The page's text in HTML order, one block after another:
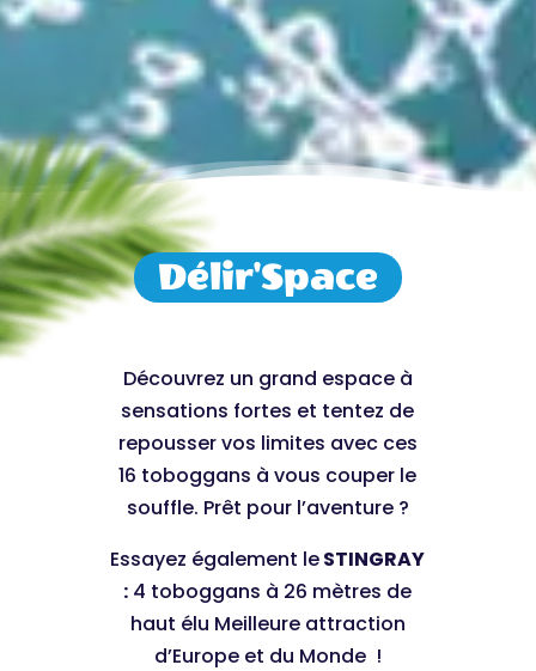
Délir'Space
Découvrez un grand espace à
sensations fortes et tentez de
repousser vos limites avec ces
16 toboggans à vous couper le
souffle. Prêt pour l’aventure ?
Essayez également leSTINGRAY
: 4 toboggans à 26 mètres de
haut élu Meilleure attraction
d’Europe et du Monde !